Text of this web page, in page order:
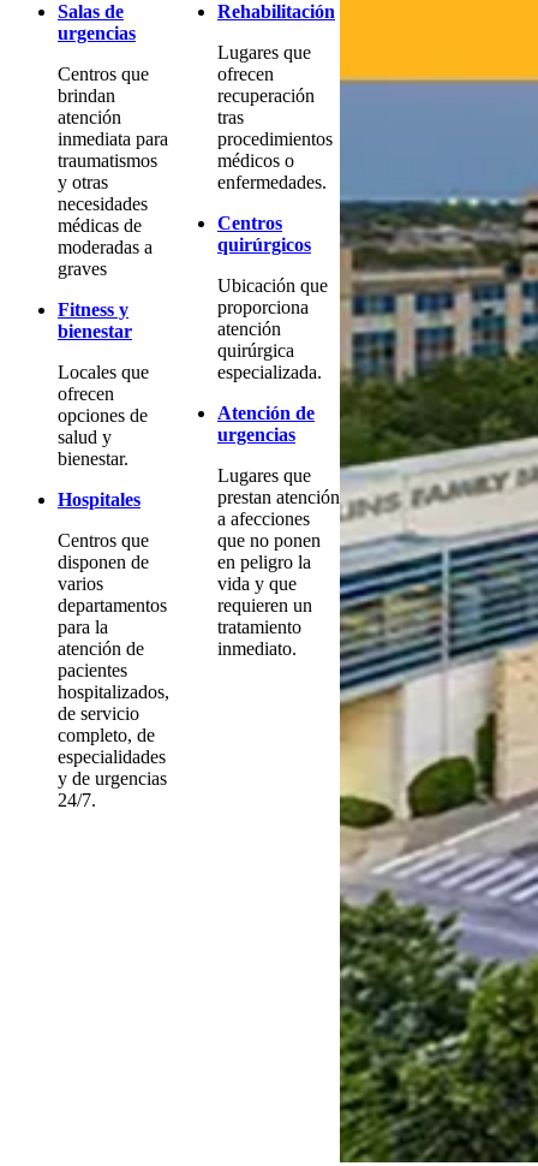
Salas de
urgencias
Centros que
brindan
atención
inmediata para
traumatismos
y otras
necesidades
médicas de
moderadas a
graves
Fitness y
bienestar
Locales que
ofrecen
opciones de
salud y
bienestar.
Hospitales
Centros que
disponen de
varios
departamentos
para la
atención de
pacientes
hospitalizados,
de servicio
completo, de
especialidades
y de urgencias
24/7.
Rehabilitación
Lugares que
ofrecen
recuperación
tras
procedimientos
médicos o
enfermedades.
Centros
quirúrgicos
Ubicación que
proporciona
atención
quirúrgica
especializada.
Atención de
urgencias
Lugares que
prestan atención
a afecciones
que no ponen
en peligro la
vida y que
requieren un
tratamiento
inmediato.